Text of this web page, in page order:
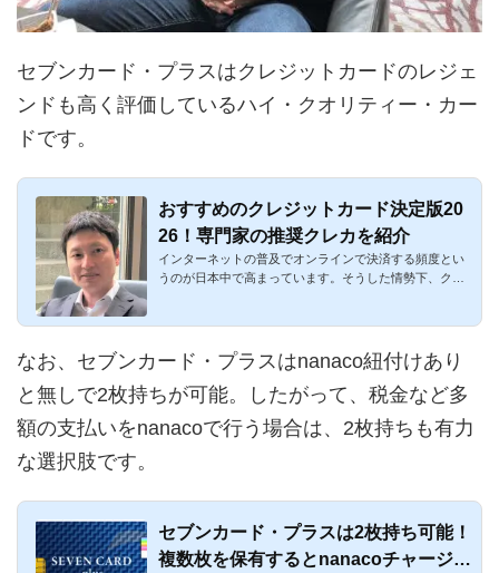
セブンカード・プラスはクレジットカードのレジェ
ンドも高く評価しているハイ・クオリティー・カー
ドです。
おすすめのクレジットカード決定版20
26！専門家の推奨クレカを紹介
インターネットの普及でオンラインで決済する頻度とい
うのが日本中で高まっています。そうした情勢下、クレ
なお、セブンカード・プラスはnanaco紐付けあり
と無しで2枚持ちが可能。したがって、税金など多
額の支払いをnanacoで行う場合は、2枚持ちも有力
な選択肢です。
セブンカード・プラスは2枚持ち可能！
複数枚を保有するとnanacoチャージが